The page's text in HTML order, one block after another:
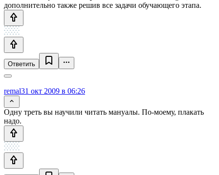
дополнительно также решив все задачи обучающего этапа.
Ответить
remal31 окт 2009 в 06:26
Одну треть вы научили читать мануалы. По-моему, плакать
надо.